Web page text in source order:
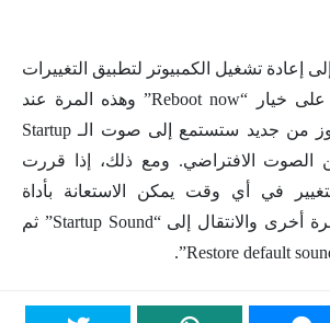
إعادة تشغيل الكمبيوتر لتطبيق التغييرات
الجديدة، لذا اضغط على خيار “Reboot now” وهذه المرة عند
إعادة تشغيل الويندوز من جديد ستستمع إلى صوت الـ Startup
الصوت الافتراضي. ومع ذلك، إذا قررت
في أي وقت يمكن الاستعانة بأداة
Winaero Tweaker مرة أخرى والانتقال إلى “Startup Sound” ثم